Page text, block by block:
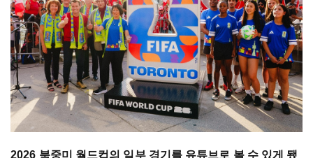
2026 북중미 월드컵의 일부 경기를 유튜브로 볼 수 있게 됐